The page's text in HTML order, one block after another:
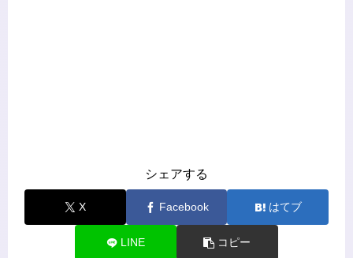
シェアする
X Facebook はてブ
LINE コピー